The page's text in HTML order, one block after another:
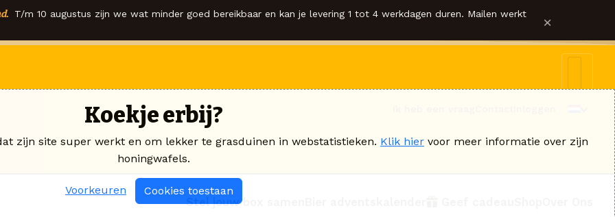
T/m 10 augustus zijn we wat minder goed bereikbaar en kan je levering 1 tot 4 werkdagen duren. Mailen werkt ×
Stel jouw box samen
Koekje erbij?
zijn site super werkt en om lekker te grasduinen in webstatistieken. Klik hier voor meer informatie over zijn
honingwafels.
Voorkeuren Cookies toestaan